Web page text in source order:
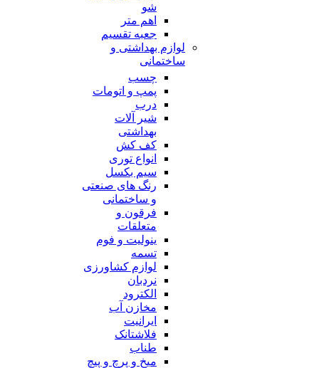
شو
اهم متر
جعبه تقسیم
لوازم بهداشتی و
ساختمانی
چسب
پمپ و اتومات
درب
شیر آلات
بهداشتی
کف کش
انواع توری
سیم بکسل
رنگ های صنعتی
و ساختمانی
فرقون و
متعلقات
ینولیت و فوم
تسمه
لوازم کشاورزی
نردبان
الکترود
مخازن آب
ایرانیت
فلاشتانک
طناب
میخ و پرچ و پیچ